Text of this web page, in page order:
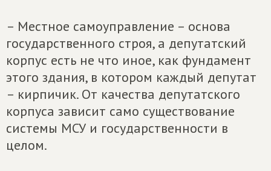
– Местное самоуправление – основа
государственного строя, а депутатский
корпус есть не что иное, как фундамент
этого здания, в котором каждый депутат
– кирпичик. От качества депутатского
корпуса зависит само существование
системы МСУ и государственности в
целом.